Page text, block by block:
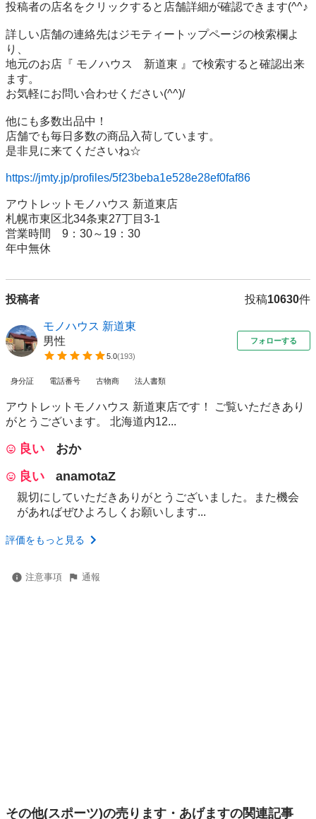
投稿者の店名をクリックすると店舗詳細が確認できます(^^♪
詳しい店舗の連絡先はジモティートップページの検索欄よ
り、
地元のお店『 モノハウス　新道東 』で検索すると確認出来
ます。
お気軽にお問い合わせください(^^)/
他にも多数出品中！
店舗でも毎日多数の商品入荷しています。
是非見に来てくださいね☆
https://jmty.jp/profiles/5f23beba1e528e28ef0faf86
アウトレットモノハウス 新道東店
札幌市東区北34条東27丁目3-1
営業時間　9：30～19：30
年中無休
投稿者 投稿10630件
モノハウス 新道東
男性
5.0(193)
フォローする
身分証 電話番号 古物商 法人書類
アウトレットモノハウス 新道東店です！ ご覧いただきあり
がとうございます。 北海道内12...
良い
おか
良い
anamotaZ
親切にしていただきありがとうございました。また機会
があればぜひよろしくお願いします...
評価をもっと見る
注意事項 通報
その他(スポーツ)の売ります・あげますの関連記事